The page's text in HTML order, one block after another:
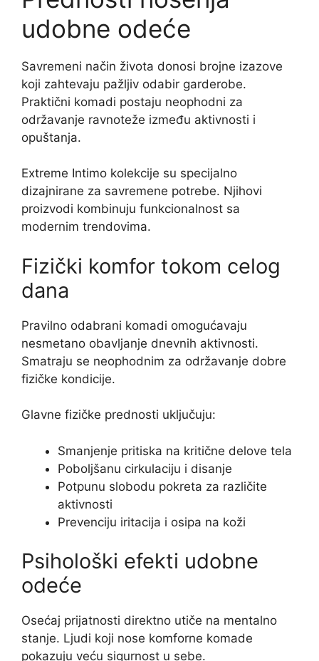
udobne odeće
Savremeni način života donosi brojne izazove
koji zahtevaju pažljiv odabir garderobe.
Praktični komadi postaju neophodni za
održavanje ravnoteže između aktivnosti i
opuštanja.
Extreme Intimo kolekcije su specijalno
dizajnirane za savremene potrebe. Njihovi
proizvodi kombinuju funkcionalnost sa
modernim trendovima.
Fizički komfor tokom celog
dana
Pravilno odabrani komadi omogućavaju
nesmetano obavljanje dnevnih aktivnosti.
Smatraju se neophodnim za održavanje dobre
fizičke kondicije.
Glavne fizičke prednosti uključuju:
Smanjenje pritiska na kritične delove tela
Poboljšanu cirkulaciju i disanje
Potpunu slobodu pokreta za različite
aktivnosti
Prevenciju iritacija i osipa na koži
Psihološki efekti udobne
odeće
Osećaj prijatnosti direktno utiče na mentalno
stanje. Ljudi koji nose komforne komade
pokazuju veću sigurnost u sebe.